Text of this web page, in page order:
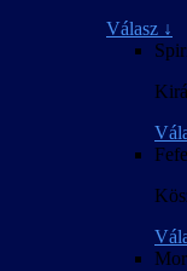
Válasz ↓
Fefe